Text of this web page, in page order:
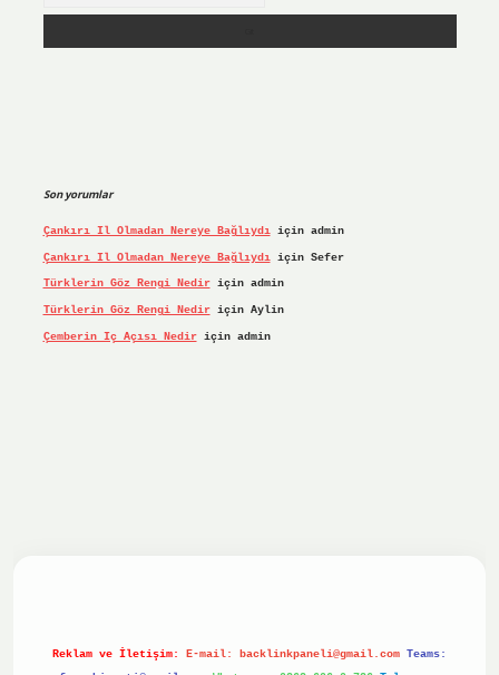
Son yorumlar
Çankırı Il Olmadan Nereye Bağlıydıiçin admin
Çankırı Il Olmadan Nereye Bağlıydıiçin Sefer
Türklerin Göz Rengi Nediriçin admin
Türklerin Göz Rengi Nediriçin Aylin
Çemberin Iç Açısı Nediriçin admin
Reklam ve İletişim: E-mail: backlinkpaneli@gmail.com Teams: